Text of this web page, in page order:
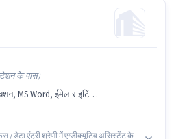
के पास)
आधार कार्ड, बैंक अकाउंट, कंप्यूटर नॉलेज, MS Excel, इंटरनेट सर्फिंग
डेटा एंट्री श्रेणी में एग्जीक्यूटिव असिस्टेंट के